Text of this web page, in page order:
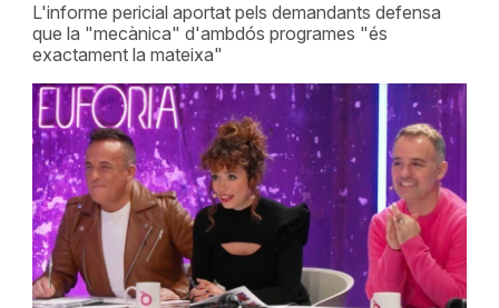
L'informe pericial aportat pels demandants defensa
que la "mecànica" d'ambdós programes "és
exactament la mateixa"